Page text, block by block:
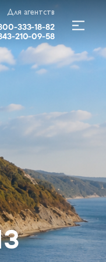
Для агентств
333-18-82
210-09-58